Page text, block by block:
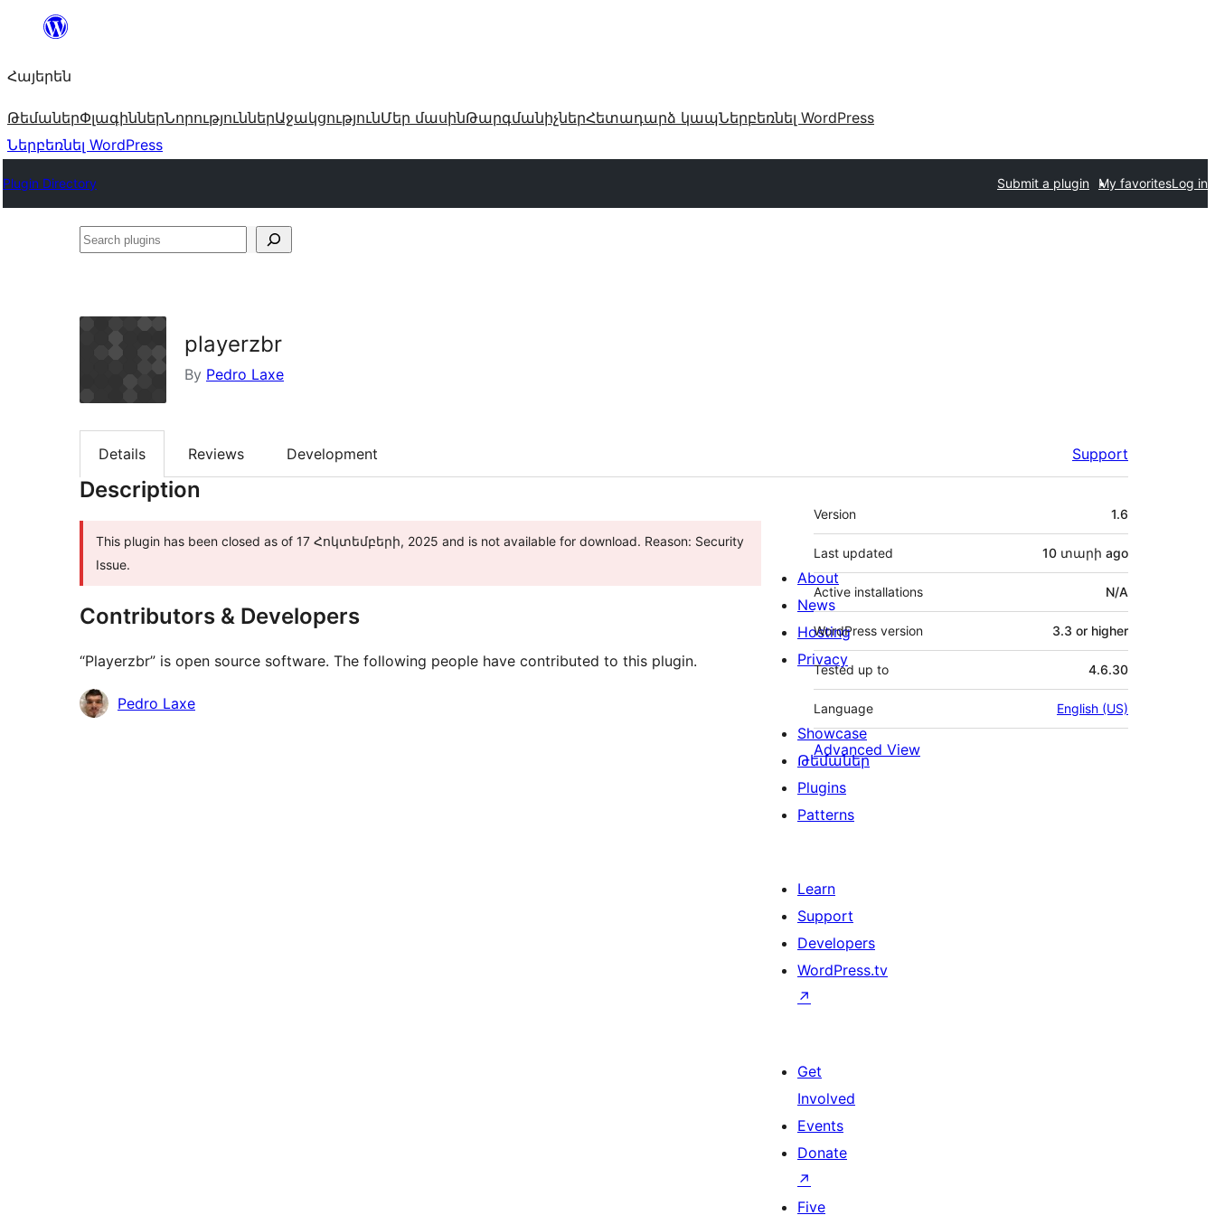
Անցնել
Հայերեն
ԹեմաներՓլագիններՆորություններԱջակցությունՄեր մասինԹարգմանիչներՀետադարձ կապՆերբեռնել WordPress
Ներբեռնել WordPress
Plugin Directory Submit a plugin My favoritesLog in
Search
playerzbr
By Pedro Laxe
Details Reviews Development Support
Description
This plugin has been closed as of 17 Հոկտեմբերի, 2025 and is not available for download. Reason: Security
Issue.
Contributors & Developers
“Playerzbr” is open source software. The following people have contributed to this plugin.
Contributors
Pedro Laxe
Meta
Version 1.6
Last updated 10 տարի ago
Active installations N/A
WordPress version 3.3 or higher
Tested up to 4.6.30
Language English (US)
Advanced View
About
News
Hosting
Privacy
Showcase
Թեմաներ
Plugins
Patterns
Learn
Support
Developers
WordPress.tv
↗
Get
Involved
Events
Donate
↗
Five